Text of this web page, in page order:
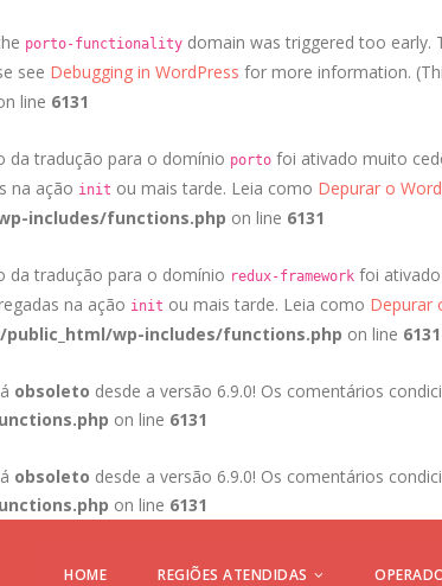
porto-functionality domain was triggered too early.
see Debugging in WordPress for more information.
line 6131
da tradução para o domínio porto foi ativado muito
na ação init ou mais tarde. Leia como Depurar o
includes/functions.php on line 6131
da tradução para o domínio redux-framework foi
na ação init ou mais tarde. Leia como Depurar
public_html/wp-includes/functions.php on line 6131
obsoleto desde a versão 6.9.0! Os comentários
on line 6131
obsoleto desde a versão 6.9.0! Os comentários
on line 6131
HOME REGIÕES ATENDIDAS